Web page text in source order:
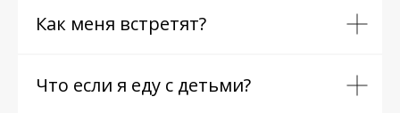
Как меня встретят?
Что если я еду с детьми?